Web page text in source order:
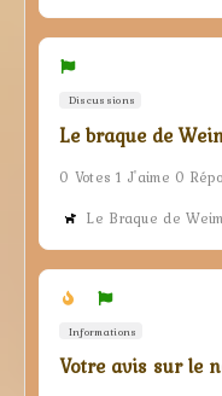
Discussions
Le braque de
0 Votes 1 J'aime 0
Le Braque de
Informations
Votre avis sur le